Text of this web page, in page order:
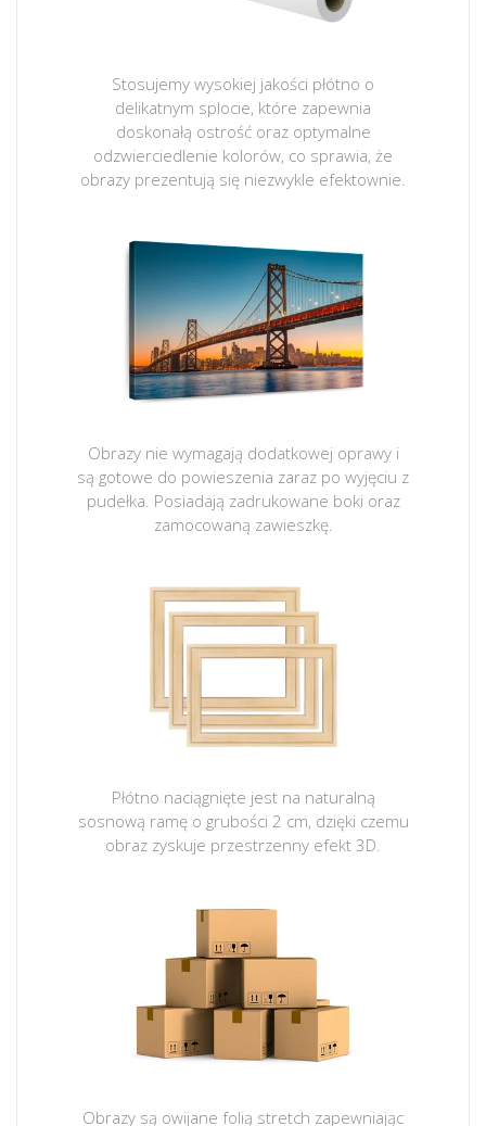
Stosujemy wysokiej jakości płótno o
delikatnym splocie, które zapewnia
doskonałą ostrość oraz optymalne
odzwierciedlenie kolorów, co sprawia, że
obrazy prezentują się niezwykle efektownie.
Obrazy nie wymagają dodatkowej oprawy i
są gotowe do powieszenia zaraz po wyjęciu z
pudełka. Posiadają zadrukowane boki oraz
zamocowaną zawieszkę.
Płótno naciągnięte jest na naturalną
sosnową ramę o grubości 2 cm, dzięki czemu
obraz zyskuje przestrzenny efekt 3D.
Obrazy są owijane folią stretch zapewniając